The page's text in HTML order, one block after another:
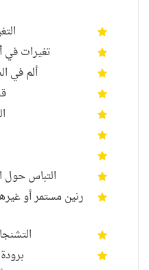
تغيرات في
ألم في
التباس حول
رنين مستمر أو